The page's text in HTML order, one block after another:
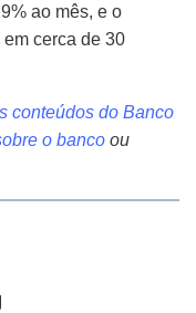
ao mês, e o
cerca de 30
conteúdos do Banco
o banco ou